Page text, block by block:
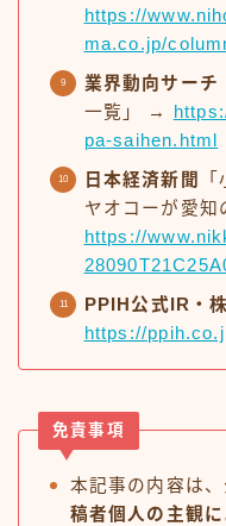
https://
ma.co.jp/
業界動向サーチ
一覧」 →
pa-saihen.html
日本経済新聞
ヤオコーが愛
https://
PPIH公式IR・
https://
免責事項
本記事の内容は
稿者個人の主観